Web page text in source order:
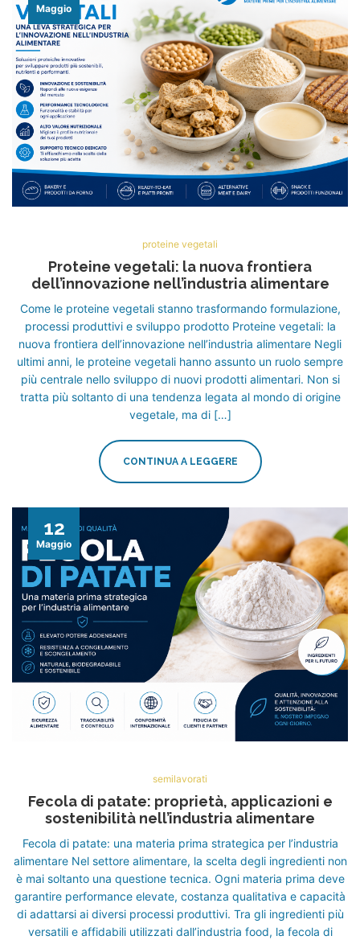
proteine vegetali
Proteine vegetali: la nuova frontiera
dell’innovazione nell’industria alimentare
Come le proteine vegetali stanno trasformando formulazione,
processi produttivi e sviluppo prodotto Proteine vegetali: la
nuova frontiera dell’innovazione nell’industria alimentare Negli
ultimi anni, le proteine vegetali hanno assunto un ruolo sempre
più centrale nello sviluppo di nuovi prodotti alimentari. Non si
tratta più soltanto di una tendenza legata al mondo di origine
vegetale, ma di […]
CONTINUA A LEGGERE
Maggio
semilavorati
Fecola di patate: proprietà, applicazioni e
sostenibilità nell’industria alimentare
Fecola di patate: una materia prima strategica per l’industria
alimentare Nel settore alimentare, la scelta degli ingredienti non
è mai soltanto una questione tecnica. Ogni materia prima deve
garantire performance elevate, costanza qualitativa e capacità
di adattarsi ai diversi processi produttivi. Tra gli ingredienti più
versatili e affidabili utilizzati dall’industria food, la fecola di
12
Maggio